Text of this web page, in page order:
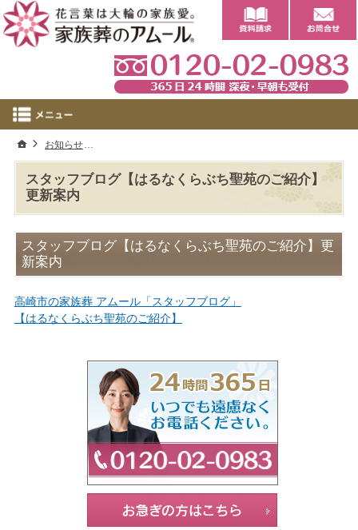
スタッフブログ【はるなくらぶち聖苑のご紹介】
更新案内
スタッフブログ【はるなくらぶち聖苑のご紹介】更
新案内
高崎市の家族葬 アムール「スタッフブログ」
【はるなくらぶち聖苑のご紹介】
ホーム
お知らせ